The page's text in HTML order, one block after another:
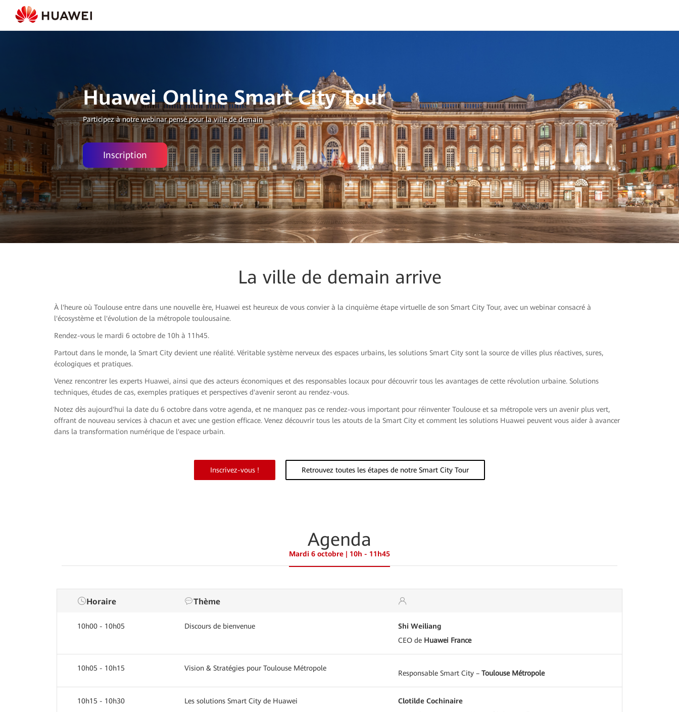
Huawei Online Smart City Tour
Participez à notre webinar pensé pour la ville de demain
Inscription
La ville de demain arrive
À l'heure où Toulouse entre dans une nouvelle ère, Huawei est heureux de vous convier à la cinquième étape virtuelle de son Smart City Tour, avec un webinar consacré à
l'écosystème et l'évolution de la métropole toulousaine.
Rendez-vous le mardi 6 octobre de 10h à 11h45.
Partout dans le monde, la Smart City devient une réalité. Véritable système nerveux des espaces urbains, les solutions Smart City sont la source de villes plus réactives, sures,
écologiques et pratiques.
Venez rencontrer les experts Huawei, ainsi que des acteurs économiques et des responsables locaux pour découvrir tous les avantages de cette révolution urbaine. Solutions
techniques, études de cas, exemples pratiques et perspectives d'avenir seront au rendez-vous.
Notez dès aujourd'hui la date du 6 octobre dans votre agenda, et ne manquez pas ce rendez-vous important pour réinventer Toulouse et sa métropole vers un avenir plus vert,
offrant de nouveau services à chacun et avec une gestion efficace. Venez découvrir tous les atouts de la Smart City et comment les solutions Huawei peuvent vous aider à avancer
dans la transformation numérique de l'espace urbain.
Inscrivez-vous ! Retrouvez toutes les étapes de notre Smart City Tour
Agenda
Mardi 6 octobre | 10h - 11h45
Horaire Thème
10h00 - 10h05 Discours de bienvenue
Shi Weiliang
CEO de Huawei France
10h05 - 10h15 Vision & Stratégies pour Toulouse Métropole
Responsable Smart City – Toulouse Métropole
10h15 - 10h30 Les solutions Smart City de Huawei
Clotilde Cochinaire